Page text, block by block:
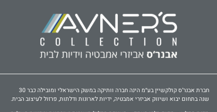
חברת אבנר‘ס קולקשיין בע״מ הינה חברה וותיקה במשק הישראלי ומובילה כבר 30
שנה בתחום יבוא ושיווק אביזרי אמבטיה, ידיות לארונות ודלתות, פרזול לעיצוב הבית.